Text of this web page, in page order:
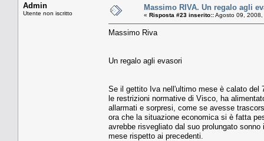
Admin
Utente non iscritto
Massimo RIVA. Un regalo agli
« Risposta #23 inserito::Agosto 09,
Massimo Riva
Un regalo agli evasori
Se il gettito Iva nell'ultimo mese è calato del
le restrizioni normative di Visco, ha
allarmati e sorpresi, come se avesse
ora che la situazione economica si è fatta
avrebbe risvegliato dal suo prolungato
mese rispetto ai precedenti.